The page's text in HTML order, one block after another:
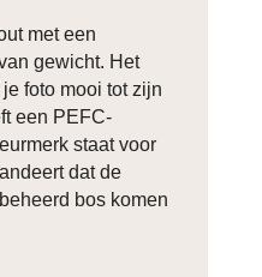
met een
gewicht. Het
foto mooi tot zijn
een PEFC-
staat voor
dat de
beheerd bos komen